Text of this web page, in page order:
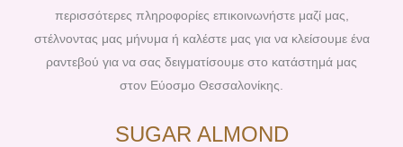
περισσότερες πληροφορίες επικοινωνήστε μαζί μας,
στέλνοντας μας μήνυμα ή καλέστε μας για να κλείσουμε ένα
ραντεβού για να σας δειγματίσουμε στο κατάστημά μας
στον Εύοσμο Θεσσαλονίκης.
SUGAR ALMOND